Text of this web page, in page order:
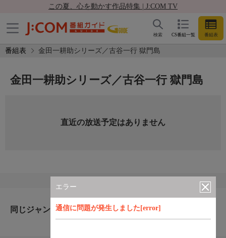
この夏、心を動かす作品特集 | J:COM TV
CS番組一覧 番組表
検索
番組表 金田一耕助シリーズ／古谷一行 獄門島
エラー
通信に問題が発生しました[error]
金田一耕助シリーズ／古谷一行 獄門島
直近の放送予定はありません
同じジャンルのおすすめ番組